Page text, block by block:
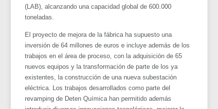
(LAB), alcanzando una capacidad global de 600.000
toneladas.
El proyecto de mejora de la fábrica ha supuesto una
inversión de 64 millones de euros e incluye además de los
trabajos en el área de proceso, con la adquisición de 65
nuevos equipos y la transformación de parte de los ya
existentes, la construcción de una nueva subestación
eléctrica. Los trabajos desarrollados como parte del
revamping de Deten Química han permitido además